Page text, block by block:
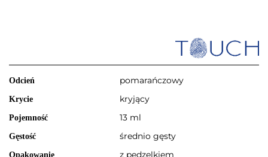
Odcień pomarańczowy
Krycie kryjący
Pojemność 13 ml
Gęstość średnio gęsty
Opakowanie z pędzelkiem